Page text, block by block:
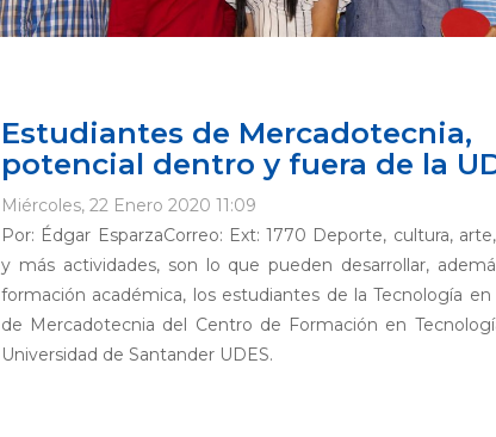
Estudiantes de Mercadotecnia,
potencial dentro y fuera de la
Miércoles, 22 Enero 2020 11:09
Por: Édgar EsparzaCorreo: Ext: 1770 Deporte, cultura,
y más actividades, son lo que pueden desarrollar,
formación académica, los estudiantes de la Tecnología en
de Mercadotecnia del Centro de Formación en
Universidad de Santander UDES.